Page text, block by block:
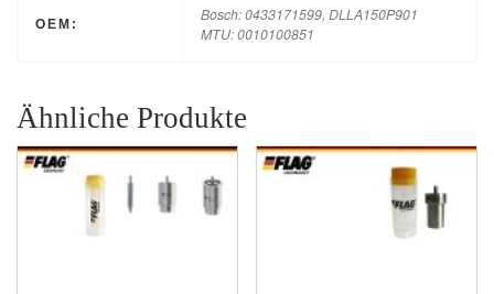
OEM:
Bosch: 0433171599, DLLA150P901
MTU: 0010100851
Ähnliche Produkte